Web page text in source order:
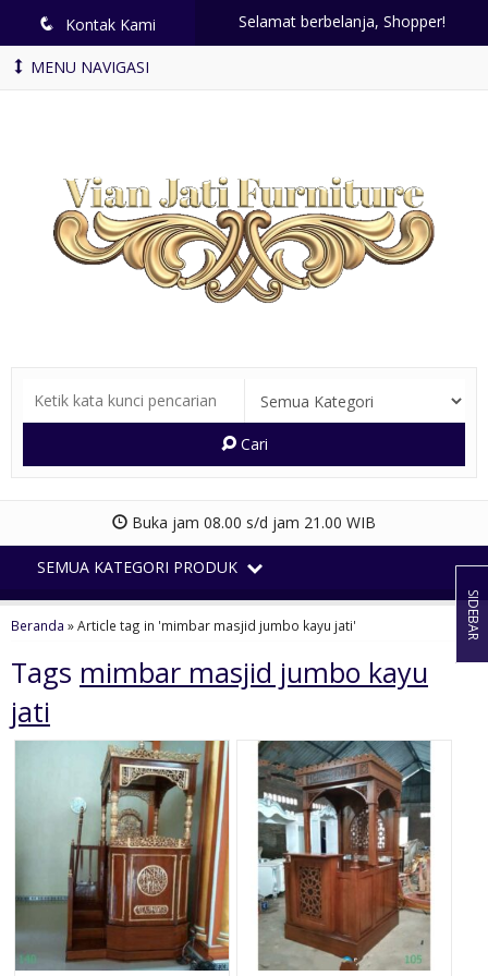
q Kontak Kami Selamat berbelanja, Shopper!
MENU NAVIGASI
Cari
Buka jam 08.00 s/d jam 21.00 WIB
SEMUA KATEGORI PRODUK
Beranda »Article tag in 'mimbar masjid jumbo kayu jati'
Tags mimbar masjid jumbo kayu
jati
SIDEBAR